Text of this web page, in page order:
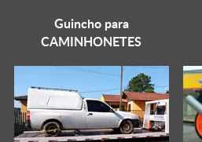
Guincho para
CAMINHONETES